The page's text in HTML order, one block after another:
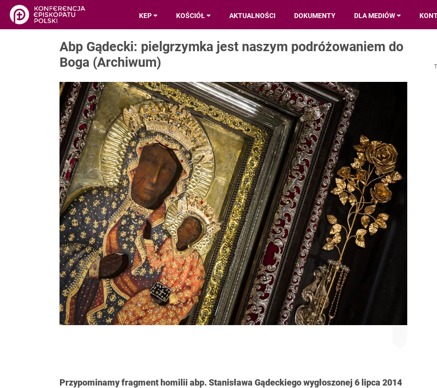
KEP KOŚCIÓŁ AKTUALNOŚCI DOKUMENTY DLA MEDIÓW
Abp Gądecki: pielgrzymka jest naszym podróżowaniem do
Boga (Archiwum)
Przypominamy fragment homilii abp. Stanisława Gądeckiego wygłoszonej 6 lipca 2014